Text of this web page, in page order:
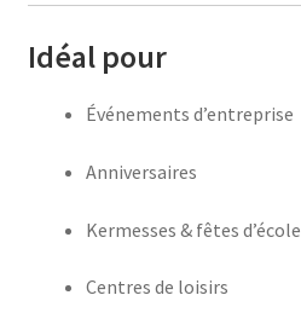
Idéal pour
Événements d’entreprise
Anniversaires
Kermesses & fêtes d’école
Centres de loisirs